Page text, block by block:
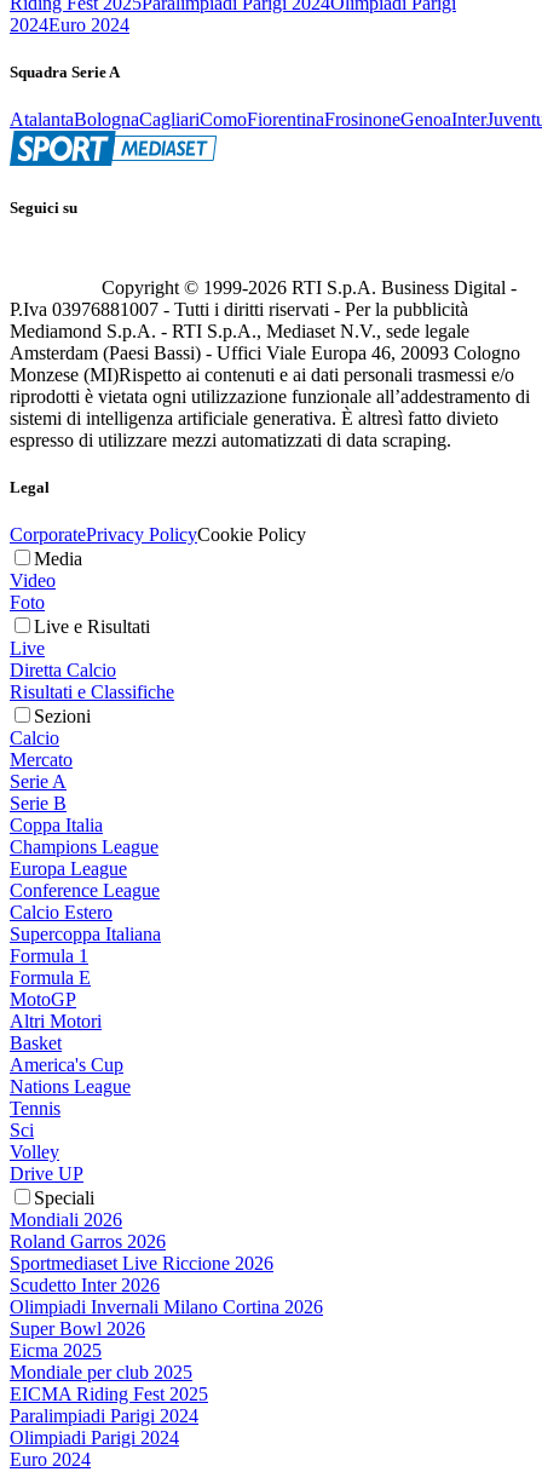
2024Euro 2024
Squadra Serie A
AtalantaBolognaCagliariComoFiorentinaFrosinoneGenoaInter
Seguici su
Copyright © 1999-2026 RTI S.p.A. Business Digital -
P.Iva 03976881007 - Tutti i diritti riservati - Per la pubblicità
Mediamond S.p.A. - RTI S.p.A., Mediaset N.V., sede legale
Amsterdam (Paesi Bassi) - Uffici Viale Europa 46, 20093 Cologno
Monzese (MI)Rispetto ai contenuti e ai dati personali trasmessi e/o
riprodotti è vietata ogni utilizzazione funzionale all’addestramento di
sistemi di intelligenza artificiale generativa. È altresì fatto divieto
espresso di utilizzare mezzi automatizzati di data scraping.
Legal
CorporatePrivacy PolicyCookie Policy
Media
Video
Foto
Live e Risultati
Live
Diretta Calcio
Risultati e Classifiche
Sezioni
Calcio
Mercato
Serie A
Serie B
Coppa Italia
Champions League
Europa League
Conference League
Calcio Estero
Supercoppa Italiana
Formula 1
Formula E
MotoGP
Altri Motori
Basket
America's Cup
Nations League
Tennis
Sci
Volley
Drive UP
Speciali
Mondiali 2026
Roland Garros 2026
Sportmediaset Live Riccione 2026
Scudetto Inter 2026
Olimpiadi Invernali Milano Cortina 2026
Super Bowl 2026
Eicma 2025
Mondiale per club 2025
EICMA Riding Fest 2025
Paralimpiadi Parigi 2024
Olimpiadi Parigi 2024
Euro 2024